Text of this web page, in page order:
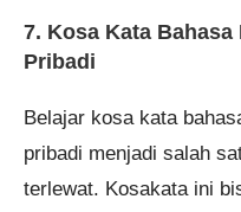
7. Kosa Kata
Pribadi
Belajar kosa kata
pribadi menjadi salah
terlewat. Kosakata ini